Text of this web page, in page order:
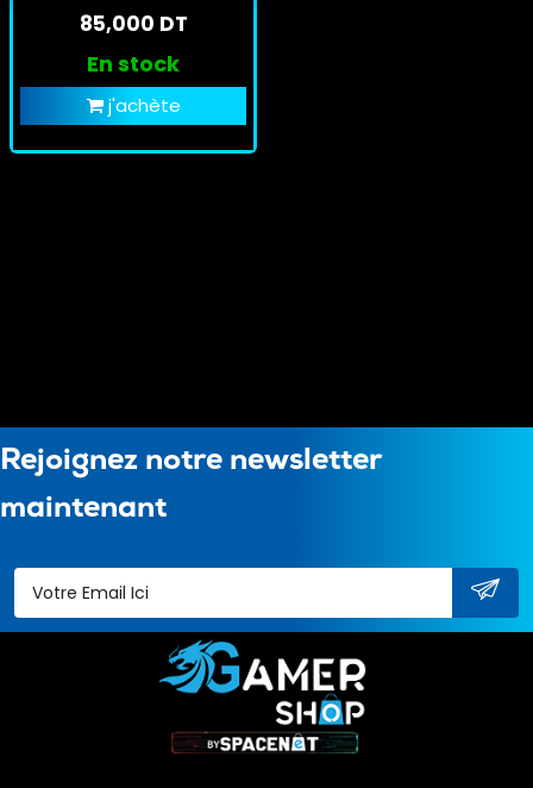
85,000 DT
En stock
j'achète
Rejoignez notre newsletter
maintenant